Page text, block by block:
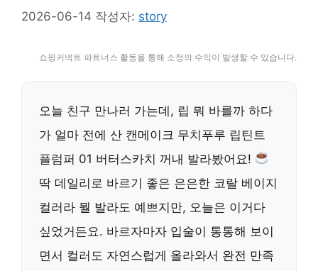
2026-06-14 작성자: story
쇼핑커넥트 파트너스 활동을 통해 소정의 수익이 발생할 수 있습니다.
오늘 친구 만나러 가는데, 립 뭐 바를까 하다
가 얼마 전에 산 캔메이크 무치푸루 립틴트
플럼퍼 01 버터스카치 꺼내 발라봤어요!
딱 데일리로 바르기 좋은 은은한 코랄 베이지
컬러라 뭘 발라도 예쁘지만, 오늘은 이거다
싶었거든요. 바르자마자 입술이 통통해 보이
면서 컬러도 자연스럽게 올라와서 완전 만족